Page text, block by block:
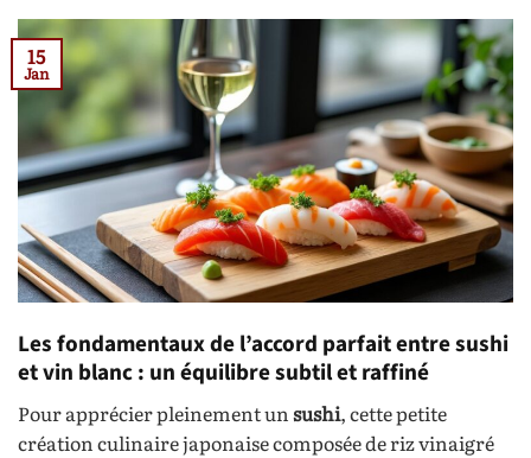
15
Jan
Les fondamentaux de l’accord parfait entre sushi
et vin blanc : un équilibre subtil et raffiné
Pour apprécier pleinement unsushi, cette petite
création culinaire japonaise composée de riz vinaigré